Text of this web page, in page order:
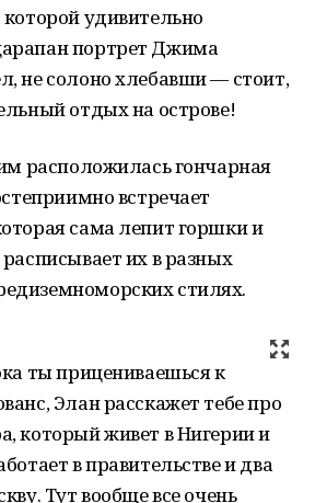
удивительно
портрет Джима
не солоно хлебавши — стоит,
отдых на острове!
расположилась гончарная
встречает
сама лепит горшки и
их в разных
стилях.
ты прицениваешься к
Элан расскажет тебе про
который живет в Нигерии и
в правительстве и два
Тут вообще все очень